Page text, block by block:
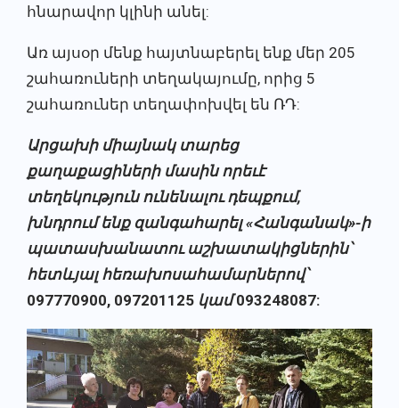
հնարավոր կլինի անել:
Առ այսօր մենք հայտնաբերել ենք մեր 205
շահառուների տեղակայումը, որից 5
շահառուներ տեղափոխվել են ՌԴ:
Արցախի միայնակ տարեց
քաղաքացիների մասին որեւէ
տեղեկություն ունենալու դեպքում,
խնդրում ենք զանգահարել «Հանգանակ»-ի
պատասխանատու աշխատակիցներին՝
հետևյալ հեռախոսահամարներով՝
097770900, 097201125 կամ093248087: